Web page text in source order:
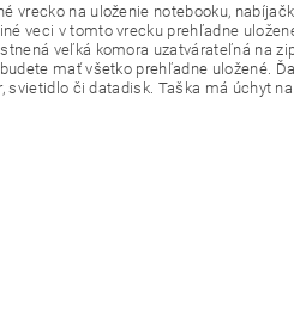
vrecko na uloženie notebooku,
veci v tomto vrecku prehľadne
veľká komora uzatvárateľná na
mať všetko prehľadne uložené.
či datadisk. Taška má úchyt